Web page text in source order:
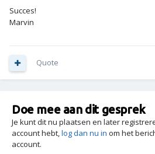
Succes!
Marvin
Quote
Doe mee aan dit gesprek
Je kunt dit nu plaatsen en later
account hebt,log dan nu in om het
account.